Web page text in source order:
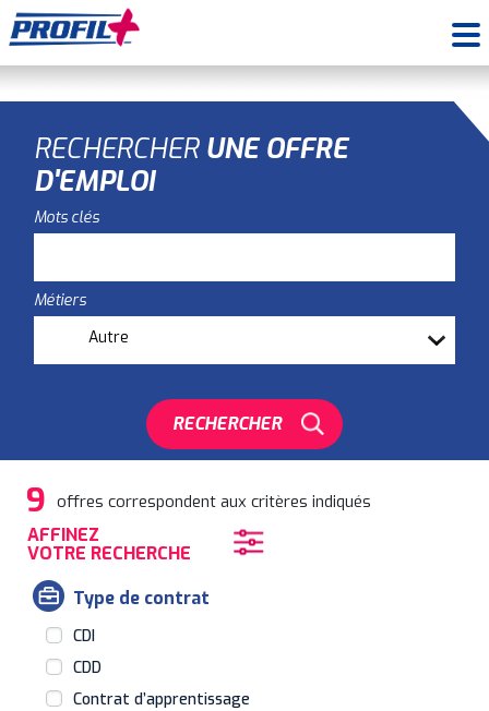
RECHERCHER UNE OFFRE
D'EMPLOI
Mots clés
Métiers
RECHERCHER
9 offres correspondent aux critères indiqués
AFFINEZ
VOTRE RECHERCHE
Type de contrat
CDI
CDD
Contrat d’apprentissage